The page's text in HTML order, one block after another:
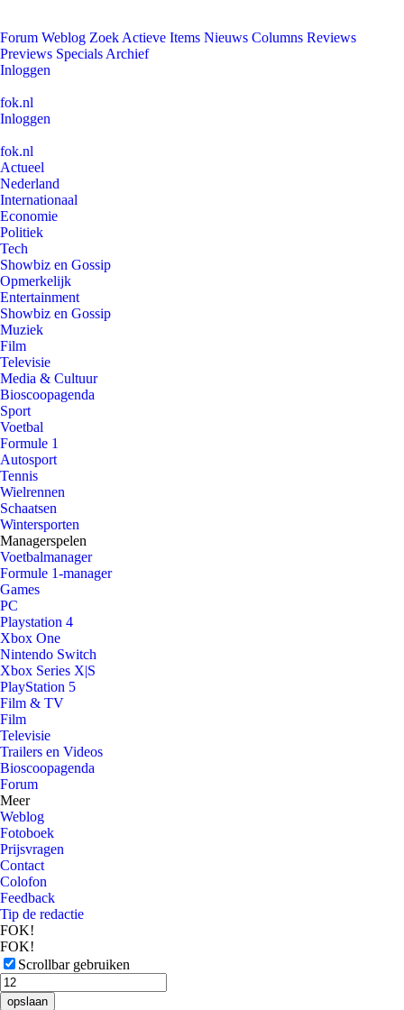
Forum Weblog Zoek Actieve Items Nieuws Columns Reviews
Previews Specials Archief
Inloggen
fok.nl
Inloggen
fok.nl
Actueel
Nederland
Internationaal
Economie
Politiek
Tech
Showbiz en Gossip
Opmerkelijk
Entertainment
Showbiz en Gossip
Muziek
Film
Televisie
Media & Cultuur
Bioscoopagenda
Sport
Voetbal
Formule 1
Autosport
Tennis
Wielrennen
Schaatsen
Wintersporten
Managerspelen
Voetbalmanager
Formule 1-manager
Games
PC
Playstation 4
Xbox One
Nintendo Switch
Xbox Series X|S
PlayStation 5
Film & TV
Film
Televisie
Trailers en Videos
Bioscoopagenda
Forum
Meer
Weblog
Fotoboek
Prijsvragen
Contact
Colofon
Feedback
Tip de redactie
FOK!
FOK!
Scrollbar gebruiken
opslaan